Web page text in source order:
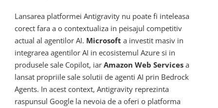
Lansarea platformei Antigravity nu poate fi inteleasa
corect fara a o contextualiza in peisajul competitiv
actual al agentilor AI. Microsoft a investit masiv in
integrarea agentilor AI in ecosistemul Azure si in
produsele sale Copilot, iar Amazon Web Services a
lansat propriile sale solutii de agenti AI prin Bedrock
Agents. In acest context, Antigravity reprezinta
raspunsul Google la nevoia de a oferi o platforma